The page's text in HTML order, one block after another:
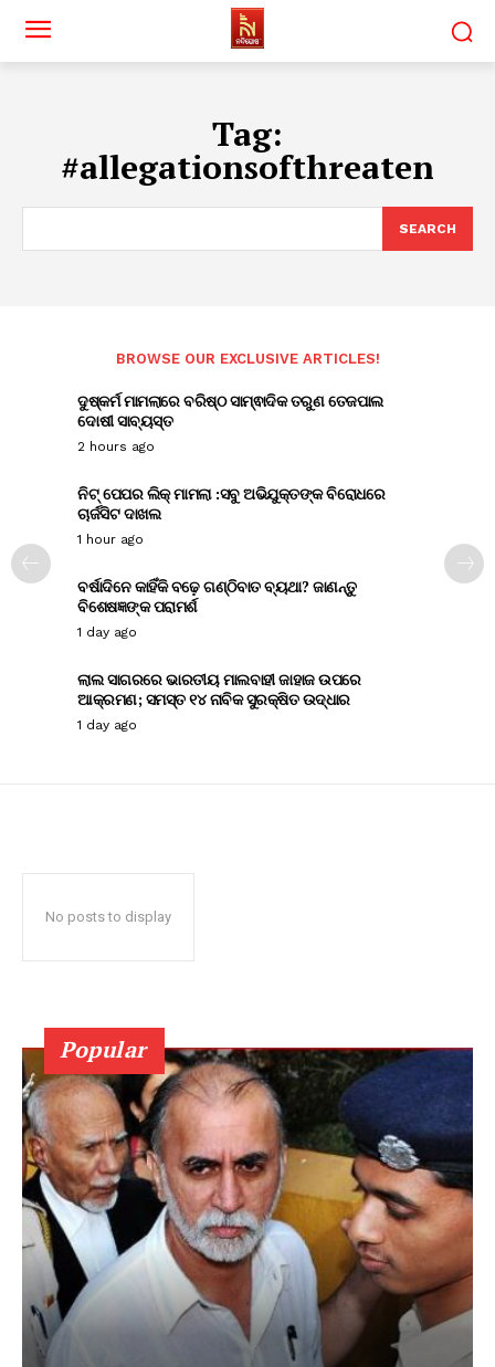
Tag:
#allegationsofthreaten
SEARCH
BROWSE OUR EXCLUSIVE ARTICLES!
ଦୁଷ୍କର୍ମ ମାମଲାରେ ବରିଷ୍ଠ ସାମ୍ଵାଦିକ ତରୁଣ ତେଜପାଲ
ଦୋଷୀ ସାବ୍ୟସ୍ତ
2 hours ago
ନିଟ୍ ପେପର ଲିକ୍ ମାମଲା :ସବୁ ଅଭିଯୁକ୍ତଙ୍କ ବିରୋଧରେ
ଚାର୍ଜସିଟ ଦାଖଲ
1 hour ago
ବର୍ଷାଦିନେ କାହିଁକି ବଢ଼େ ଗଣ୍ଠିବାତ ବ୍ୟଥା? ଜାଣନ୍ତୁ
ବିଶେଷଜ୍ଞଙ୍କ ପରାମର୍ଶ
1 day ago
ଲାଲ ସାଗରରେ ଭାରତୀୟ ମାଲବାହୀ ଜାହାଜ ଉପରେ
ଆକ୍ରମଣ; ସମସ୍ତ ୧୪ ନାବିକ ସୁରକ୍ଷିତ ଉଦ୍ଧାର
1 day ago
No posts to display
Popular